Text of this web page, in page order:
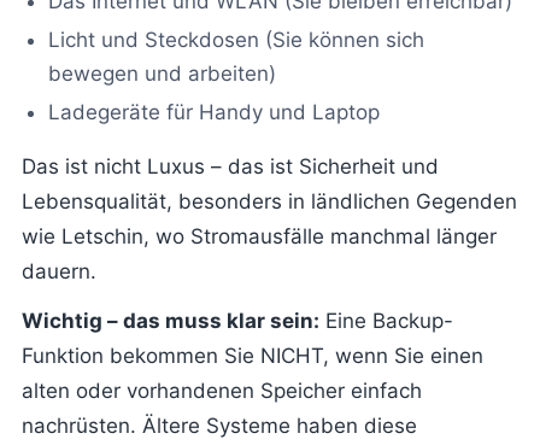
Licht und Steckdosen (Sie können sich
bewegen und arbeiten)
Ladegeräte für Handy und Laptop
Das ist nicht Luxus – das ist Sicherheit und
Lebensqualität, besonders in ländlichen Gegenden
wie Letschin, wo Stromausfälle manchmal länger
dauern.
Wichtig – das muss klar sein: Eine Backup-
Funktion bekommen Sie NICHT, wenn Sie einen
alten oder vorhandenen Speicher einfach
nachrüsten. Ältere Systeme haben diese